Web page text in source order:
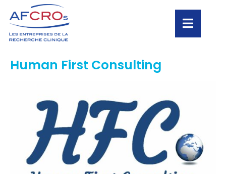
Human First Consulting